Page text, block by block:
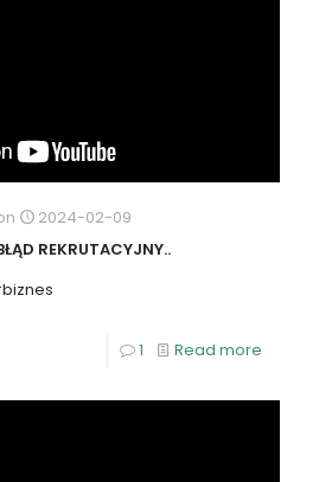
2024-02-09
REKRUTACYJNY..
1 Read more